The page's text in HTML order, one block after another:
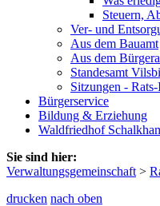
Steuern,
Ver- und
Aus dem Bauamt
Aus dem
Standesamt
Sitzungen -
Bürgerservice
Bildung & Erziehung
Waldfriedhof
Sie sind hier:
Verwaltungsgemeinschaft >
drucken nach oben